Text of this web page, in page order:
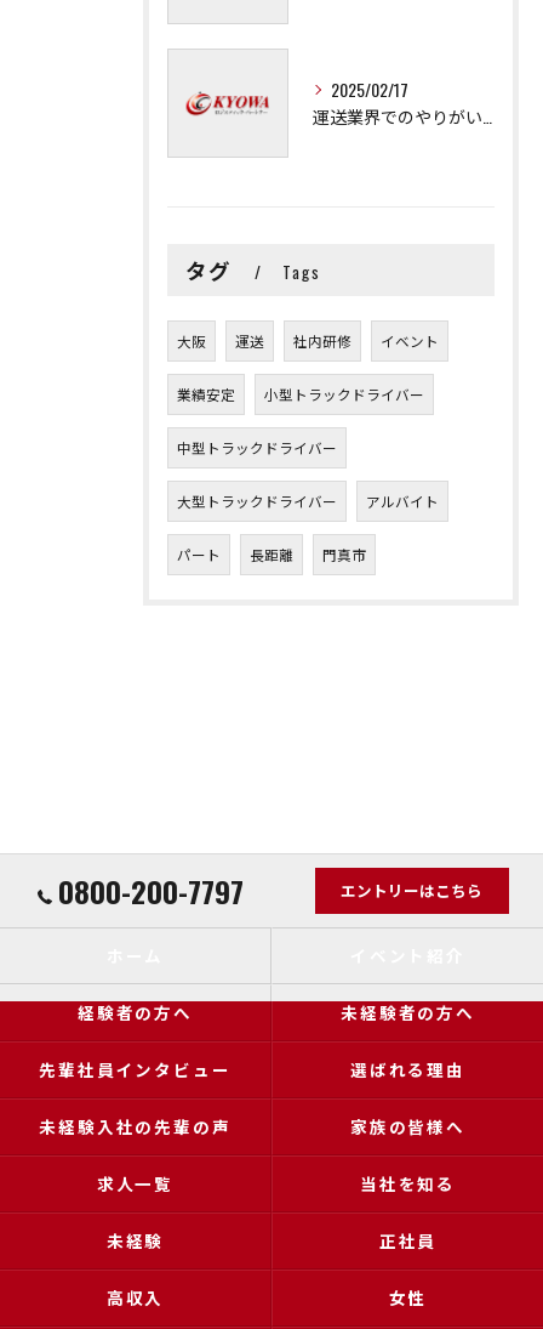
2025/02/17
タグ Tags
大阪 運送 社内研修 イベント
業績安定 小型トラックドライバー
中型トラックドライバー
大型トラックドライバー アルバイト
パート 長距離 門真市
0800-200-7797 エントリーはこちら
経験者の方へ 未経験者の方へ
先輩社員インタビュー 選ばれる理由
未経験入社の先輩の声 家族の皆様へ
求人一覧 当社を知る
未経験 正社員
高収入 女性